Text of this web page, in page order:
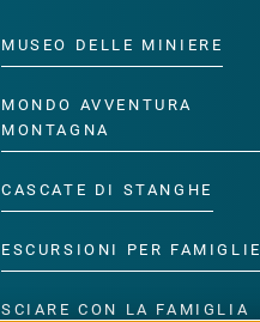
MUSEO DELLE MINIERE
MONDO AVVENTURA
MONTAGNA
CASCATE DI STANGHE
ESCURSIONI PER FAMIGLIE
SCIARE CON LA FAMIGLIA